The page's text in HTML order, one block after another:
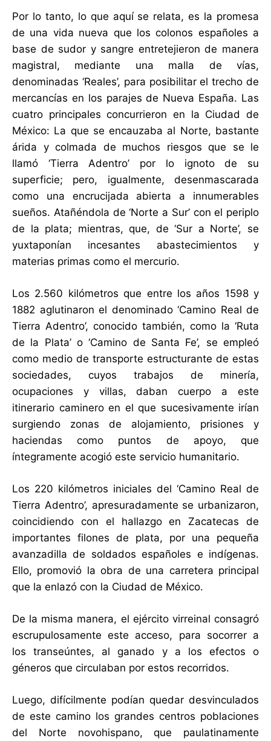
Por lo tanto, lo que aquí se relata, es la promesa
de una vida nueva que los colonos españoles a
base de sudor y sangre entretejieron de manera
magistral, mediante una malla de vías,
denominadas ‘Reales’, para posibilitar el trecho de
mercancías en los parajes de Nueva España. Las
cuatro principales concurrieron en la Ciudad de
México: La que se encauzaba al Norte, bastante
árida y colmada de muchos riesgos que se le
llamó ‘Tierra Adentro’ por lo ignoto de su
superficie; pero, igualmente, desenmascarada
como una encrucijada abierta a innumerables
sueños. Atañéndola de ‘Norte a Sur’ con el periplo
de la plata; mientras, que, de ‘Sur a Norte’, se
yuxtaponían incesantes abastecimientos y
materias primas como el mercurio.
Los 2.560 kilómetros que entre los años 1598 y
1882 aglutinaron el denominado ‘Camino Real de
Tierra Adentro’, conocido también, como la ‘Ruta
de la Plata’ o ‘Camino de Santa Fe’, se empleó
como medio de transporte estructurante de estas
sociedades, cuyos trabajos de minería,
ocupaciones y villas, daban cuerpo a este
itinerario caminero en el que sucesivamente irían
surgiendo zonas de alojamiento, prisiones y
haciendas como puntos de apoyo, que
íntegramente acogió este servicio humanitario.
Los 220 kilómetros iniciales del ‘Camino Real de
Tierra Adentro’, apresuradamente se urbanizaron,
coincidiendo con el hallazgo en Zacatecas de
importantes filones de plata, por una pequeña
avanzadilla de soldados españoles e indígenas.
Ello, promovió la obra de una carretera principal
que la enlazó con la Ciudad de México.
De la misma manera, el ejército virreinal consagró
escrupulosamente este acceso, para socorrer a
los transeúntes, al ganado y a los efectos o
géneros que circulaban por estos recorridos.
Luego, difícilmente podían quedar desvinculados
de este camino los grandes centros poblaciones
del Norte novohispano, que paulatinamente